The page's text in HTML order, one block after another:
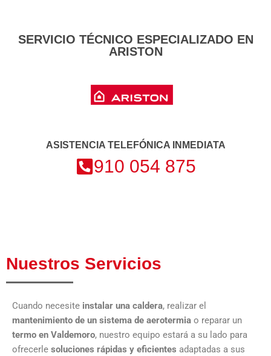
SERVICIO TÉCNICO ESPECIALIZADO EN
ARISTON
ASISTENCIA TELEFÓNICA INMEDIATA
910 054 875
Nuestros Servicios
Cuando necesite instalar una caldera, realizar el
mantenimiento de un sistema de aerotermia o reparar un
termo en Valdemoro, nuestro equipo estará a su lado para
ofrecerle soluciones rápidas y eficientes adaptadas a sus